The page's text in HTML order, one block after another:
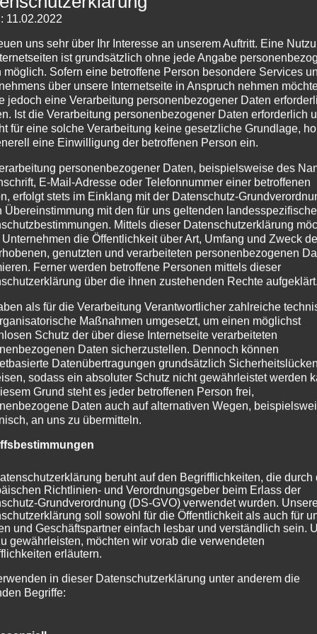
Konflikts
11. Februar 2025von Sieglinde Repp-Jost
Forum Werra-Meißner am 06.02.2025
Nahen Osten – Israelis wie Palästinenser – sind nach
erschöpft.“
eröffnete Dr. Andreas Götze, seinen Vortrag im
am Donnerstag, 6. Februar im Gemeindehaus Bei
Veranstaltung, die hybrid stattfand, beleuchtete die
die Hintergründe des Nah-Ost-Konflikts. Dr. Götze, der
im Zentrum Ökumene in Frankfurt ist, war gerade
Israel zurückgekehrt, wo er an der Gebetswoche für
teilgenommen hatte. Es herrsche eine große
komme. Zahlreiche christliche Familien seien in den
Es gäbe keine Zukunftsperspektive. Während auf
Sicherheit groß sei, sehnten sich Palästinenser nach
Auf beiden Seiten seien die Verletzungen so groß,
sei.
Analyse des Nahost-Konflikts ging Götze
Briten einerseits den Juden eine nationale Heimstätte
den Arabern zusicherten, dass ihre Rechte nicht
dem Konflikt in erster Linie um Land- und Besitzrechte,
Ressourcen gehe, spielten, so Götze, religiöse
Seit dem Sechstagekrieg 1967 werde der Konflikt
11.02.2022
uns sehr über Ihr Interesse an unserem Auftritt. Eine
ist grundsätzlich ohne jede Angabe
möglich. Sofern eine betroffene Person besondere Services
über unsere Internetseite in Anspruch nehmen
jedoch eine Verarbeitung personenbezogener Daten
Ist die Verarbeitung personenbezogener Daten erforderlich
für eine solche Verarbeitung keine gesetzliche Grundlage,
eine Einwilligung der betroffenen Person ein.
personenbezogener Daten, beispielsweise des
E-Mail-Adresse oder Telefonnummer einer betroffenen
erfolgt stets im Einklang mit der Datenschutz-
Übereinstimmung mit den für uns geltenden
Mittels dieser Datenschutzerklärung
Unternehmen die Öffentlichkeit über Art, Umfang und Zweck
genutzten und verarbeiteten personenbezogenen
Ferner werden betroffene Personen mittels dieser
über die ihnen zustehenden Rechte aufgeklärt.
als für die Verarbeitung Verantwortlicher zahlreiche
Maßnahmen umgesetzt, um einen möglichst
Schutz der über diese Internetseite verarbeiteten
Daten sicherzustellen. Dennoch können
Datenübertragungen grundsätzlich
sodass ein absoluter Schutz nicht gewährleistet werden
Grund steht es jeder betroffenen Person frei,
Daten auch auf alternativen Wegen,
an uns zu übermitteln.
beruht auf den Begrifflichkeiten, die durch
Richtlinien- und Verordnungsgeber beim Erlass der
Grundverordnung (DS-GVO) verwendet wurden.
soll sowohl für die Öffentlichkeit als auch für
und Geschäftspartner einfach lesbar und verständlich sein.
gewährleisten, möchten wir vorab die verwendeten
erläutern.
in dieser Datenschutzerklärung unter anderem die
Begriffe: